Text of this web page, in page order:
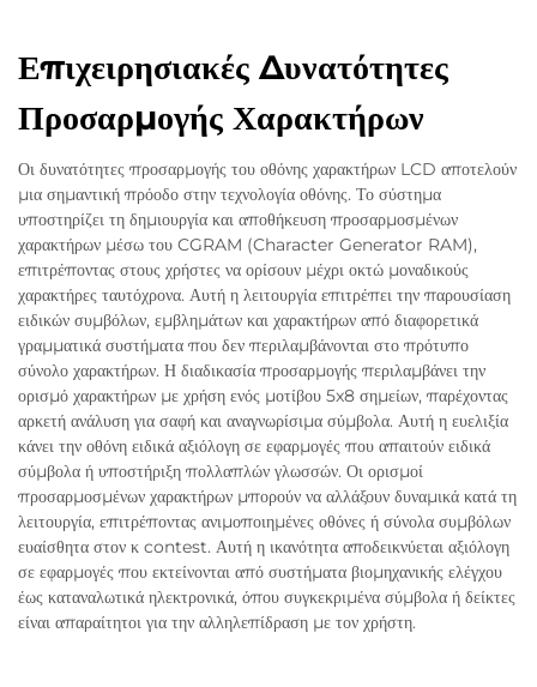
Επιχειρησιακές Δυνατότητες
Προσαρμογής Χαρακτήρων
Οι δυνατότητες προσαρμογής του οθόνης χαρακτήρων LCD αποτελούν
μια σημαντική πρόοδο στην τεχνολογία οθόνης. Το σύστημα
υποστηρίζει τη δημιουργία και αποθήκευση προσαρμοσμένων
χαρακτήρων μέσω του CGRAM (Character Generator RAM),
επιτρέποντας στους χρήστες να ορίσουν μέχρι οκτώ μοναδικούς
χαρακτήρες ταυτόχρονα. Αυτή η λειτουργία επιτρέπει την παρουσίαση
ειδικών συμβόλων, εμβλημάτων και χαρακτήρων από διαφορετικά
γραμματικά συστήματα που δεν περιλαμβάνονται στο πρότυπο
σύνολο χαρακτήρων. Η διαδικασία προσαρμογής περιλαμβάνει την
ορισμό χαρακτήρων με χρήση ενός μοτίβου 5x8 σημείων, παρέχοντας
αρκετή ανάλυση για σαφή και αναγνωρίσιμα σύμβολα. Αυτή η ευελιξία
κάνει την οθόνη ειδικά αξιόλογη σε εφαρμογές που απαιτούν ειδικά
σύμβολα ή υποστήριξη πολλαπλών γλωσσών. Οι ορισμοί
προσαρμοσμένων χαρακτήρων μπορούν να αλλάξουν δυναμικά κατά τη
λειτουργία, επιτρέποντας ανιμοποιημένες οθόνες ή σύνολα συμβόλων
ευαίσθητα στον κ contest. Αυτή η ικανότητα αποδεικνύεται αξιόλογη
σε εφαρμογές που εκτείνονται από συστήματα βιομηχανικής ελέγχου
έως καταναλωτικά ηλεκτρονικά, όπου συγκεκριμένα σύμβολα ή δείκτες
είναι απαραίτητοι για την αλληλεπίδραση με τον χρήστη.